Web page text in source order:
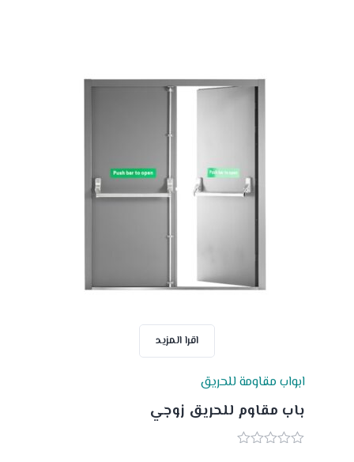
اقرا المزيد
ابواب مقاومة للحريق
باب مقاوم للحريق زوجي